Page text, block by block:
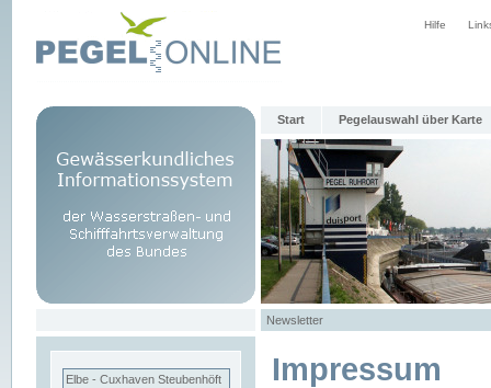
Hilfe
Start Pegelauswahl über Karte
Newsletter
Elbe - Cuxhaven Steubenhöft Impressum